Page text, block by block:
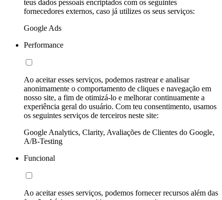
teus dados pessoais encriptados com os seguintes
fornecedores externos, caso já utilizes os seus serviços:
Google Ads
Performance
Ao aceitar esses serviços, podemos rastrear e analisar
anonimamente o comportamento de cliques e navegação em
nosso site, a fim de otimizá-lo e melhorar continuamente a
experiência geral do usuário. Com teu consentimento, usamos
os seguintes serviços de terceiros neste site:
Google Analytics, Clarity, Avaliações de Clientes do Google,
A/B-Testing
Funcional
Ao aceitar esses serviços, podemos fornecer recursos além das